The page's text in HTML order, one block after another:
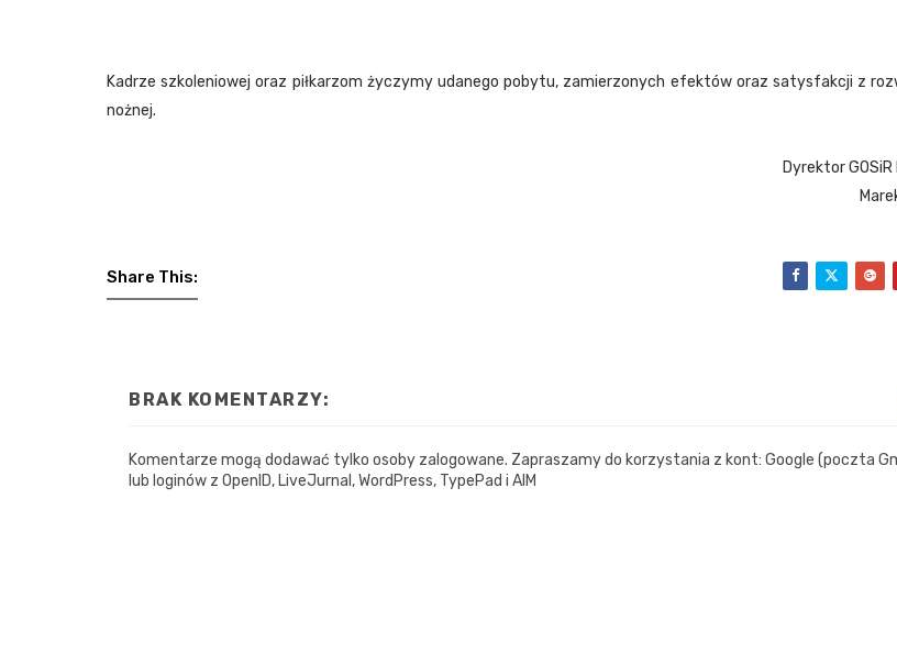
Kadrze szkoleniowej oraz piłkarzom życzymy udanego pobytu, zamierzonych efektów oraz satysfakcji z
nożnej.
Dyrektor
Share This:
BRAK KOMENTARZY:
Komentarze mogą dodawać tylko osoby zalogowane. Zapraszamy do korzystania z kont: Google (poczta
lub loginów z OpenID, LiveJurnal, WordPress, TypePad i AIM